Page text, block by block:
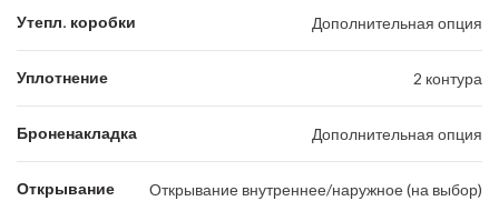
Утепл. коробки Дополнительная опция
Уплотнение 2 контура
Броненакладка Дополнительная опция
Открывание Открывание внутреннее/наружное (на выбор)